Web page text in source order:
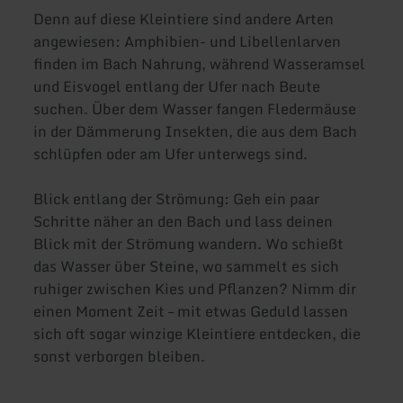
Denn auf diese Kleintiere sind andere Arten
angewiesen: Amphibien- und Libellenlarven
finden im Bach Nahrung, während Wasseramsel
und Eisvogel entlang der Ufer nach Beute
suchen. Über dem Wasser fangen Fledermäuse
in der Dämmerung Insekten, die aus dem Bach
schlüpfen oder am Ufer unterwegs sind.
Blick entlang der Strömung: Geh ein paar
Schritte näher an den Bach und lass deinen
Blick mit der Strömung wandern. Wo schießt
das Wasser über Steine, wo sammelt es sich
ruhiger zwischen Kies und Pflanzen? Nimm dir
einen Moment Zeit – mit etwas Geduld lassen
sich oft sogar winzige Kleintiere entdecken, die
sonst verborgen bleiben.